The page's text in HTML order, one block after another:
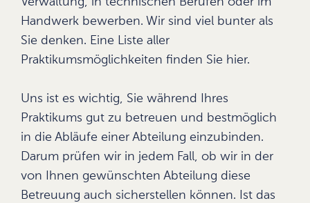
Handwerk bewerben. Wir sind viel bunter als
Sie denken. Eine Liste aller
Praktikumsmöglichkeiten finden Sie hier.
Uns ist es wichtig, Sie während Ihres
Praktikums gut zu betreuen und bestmöglich
in die Abläufe einer Abteilung einzubinden.
Darum prüfen wir in jedem Fall, ob wir in der
von Ihnen gewünschten Abteilung diese
Betreuung auch sicherstellen können. Ist das